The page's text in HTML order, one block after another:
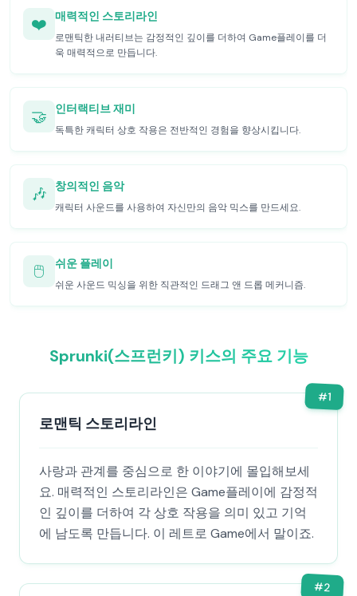
❤️ 매력적인 스토리라인
로맨틱한 내러티브는 감정적인 깊이를 더하여 Game플레이를 더
욱 매력적으로 만듭니다.
🤝 인터랙티브 재미
독특한 캐릭터 상호 작용은 전반적인 경험을 향상시킵니다.
🎶 창의적인 음악
캐릭터 사운드를 사용하여 자신만의 음악 믹스를 만드세요.
🖱️ 쉬운 플레이
쉬운 사운드 믹싱을 위한 직관적인 드래그 앤 드롭 메커니즘.
Sprunki(스프런키) 키스의 주요 기능
#1
로맨틱 스토리라인
사랑과 관계를 중심으로 한 이야기에 몰입해보세
요. 매력적인 스토리라인은 Game플레이에 감정적
인 깊이를 더하여 각 상호 작용을 의미 있고 기억
에 남도록 만듭니다. 이 레트로 Game에서 말이죠.
#2